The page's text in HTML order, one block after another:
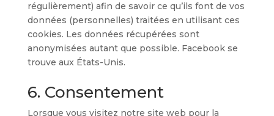
régulièrement) afin de savoir ce qu’ils font de vos
données (personnelles) traitées en utilisant ces
cookies. Les données récupérées sont
anonymisées autant que possible. Facebook se
trouve aux États-Unis.
6. Consentement
Lorsque vous visitez notre site web pour la